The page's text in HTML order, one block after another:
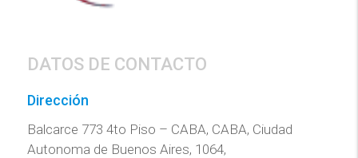
DATOS DE CONTACTO
Dirección
Balcarce 773 4to Piso – CABA, CABA, Ciudad
Autonoma de Buenos Aires, 1064,